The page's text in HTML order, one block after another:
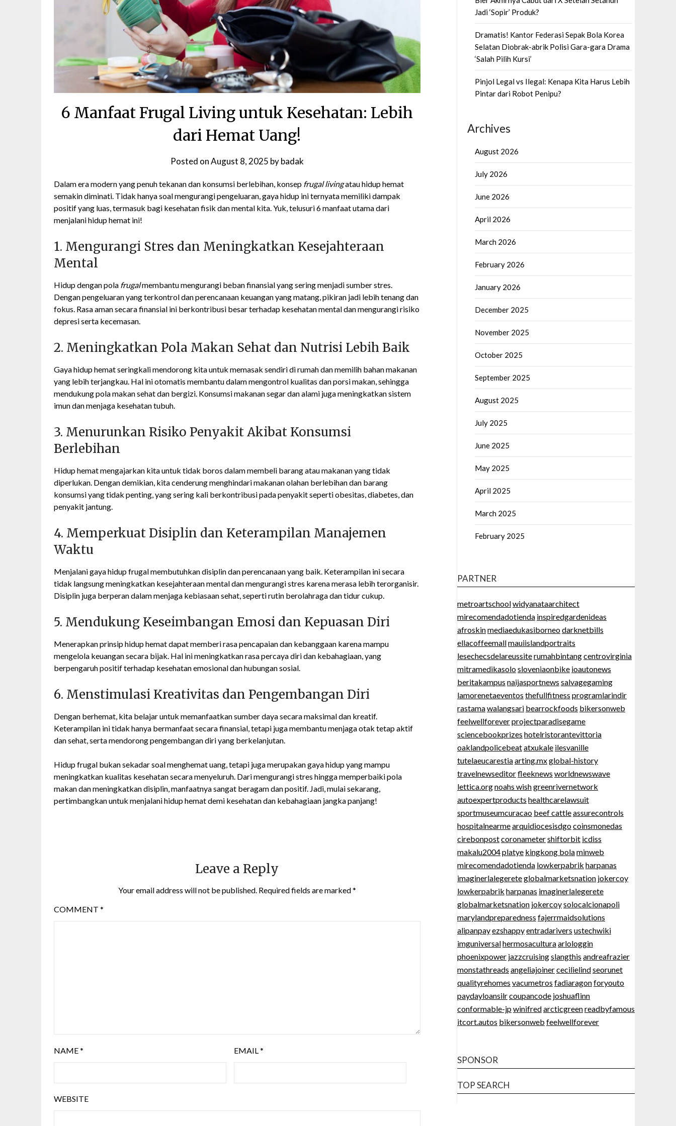
6 Manfaat Frugal Living untuk Kesehatan: Lebih
dari Hemat Uang!
Posted onAugust 8, 2025 bybadak
Dalam era modern yang penuh tekanan dan konsumsi berlebihan, konsep frugal livingatau hidup hemat
semakin diminati. Tidak hanya soal mengurangi pengeluaran, gaya hidup ini ternyata memiliki dampak
positif yang luas, termasuk bagi kesehatan fisik dan mental kita. Yuk, telusuri 6 manfaat utama dari
menjalani hidup hemat ini!
1. Mengurangi Stres dan Meningkatkan Kesejahteraan
Mental
Hidup dengan pola frugalmembantu mengurangi beban finansial yang sering menjadi sumber stres.
Dengan pengeluaran yang terkontrol dan perencanaan keuangan yang matang, pikiran jadi lebih tenang dan
fokus. Rasa aman secara finansial ini berkontribusi besar terhadap kesehatan mental dan mengurangi risiko
depresi serta kecemasan.
2. Meningkatkan Pola Makan Sehat dan Nutrisi Lebih Baik
Gaya hidup hemat seringkali mendorong kita untuk memasak sendiri di rumah dan memilih bahan makanan
yang lebih terjangkau. Hal ini otomatis membantu dalam mengontrol kualitas dan porsi makan, sehingga
mendukung pola makan sehat dan bergizi. Konsumsi makanan segar dan alami juga meningkatkan sistem
imun dan menjaga kesehatan tubuh.
3. Menurunkan Risiko Penyakit Akibat Konsumsi
Berlebihan
Hidup hemat mengajarkan kita untuk tidak boros dalam membeli barang atau makanan yang tidak
diperlukan. Dengan demikian, kita cenderung menghindari makanan olahan berlebihan dan barang
konsumsi yang tidak penting, yang sering kali berkontribusi pada penyakit seperti obesitas, diabetes, dan
penyakit jantung.
4. Memperkuat Disiplin dan Keterampilan Manajemen
Waktu
Menjalani gaya hidup frugal membutuhkan disiplin dan perencanaan yang baik. Keterampilan ini secara
tidak langsung meningkatkan kesejahteraan mental dan mengurangi stres karena merasa lebih terorganisir.
Disiplin juga berperan dalam menjaga kebiasaan sehat, seperti rutin berolahraga dan tidur cukup.
5. Mendukung Keseimbangan Emosi dan Kepuasan Diri
Menerapkan prinsip hidup hemat dapat memberi rasa pencapaian dan kebanggaan karena mampu
mengelola keuangan secara bijak. Hal ini meningkatkan rasa percaya diri dan kebahagiaan, yang
berpengaruh positif terhadap kesehatan emosional dan hubungan sosial.
6. Menstimulasi Kreativitas dan Pengembangan Diri
Dengan berhemat, kita belajar untuk memanfaatkan sumber daya secara maksimal dan kreatif.
Keterampilan ini tidak hanya bermanfaat secara finansial, tetapi juga membantu menjaga otak tetap aktif
dan sehat, serta mendorong pengembangan diri yang berkelanjutan.
Hidup frugal bukan sekadar soal menghemat uang, tetapi juga merupakan gaya hidup yang mampu
meningkatkan kualitas kesehatan secara menyeluruh. Dari mengurangi stres hingga memperbaiki pola
makan dan meningkatkan disiplin, manfaatnya sangat beragam dan positif. Jadi, mulai sekarang,
pertimbangkan untuk menjalani hidup hemat demi kesehatan dan kebahagiaan jangka panjang!
Leave a Reply
Your email address will not be published. Required fields are marked*
COMMENT *
NAME* EMAIL*
WEBSITE
Jadi ‘Sopir’ Produk?
Dramatis! Kantor Federasi Sepak Bola Korea
Selatan Diobrak-abrik Polisi Gara-gara Drama
‘Salah Pilih Kursi’
Pinjol Legal vs Ilegal: Kenapa Kita Harus Lebih
Pintar dari Robot Penipu?
Archives
August 2026
July 2026
June 2026
April 2026
March 2026
February 2026
January 2026
December 2025
November 2025
October 2025
September 2025
August 2025
July 2025
June 2025
May 2025
April 2025
March 2025
February 2025
PARTNER
metroartschoolwidyanataarchitect
mirecomendadotienda inspiredgardenideas
afroskinmediaedukasiborneodarknetbills
ellacoffeemallmauiislandportraits
lesechecsdelareussiterumahbintangcentrovirginia
mitramedikasolosloveniaonbike ioautonews
beritakampus naijasportnews salvagegaming
lamorenetaeventos thefullfitness programlarindir
rastamawalangsari bearrockfoods bikersonweb
feelwellforeverprojectparadisegame
sciencebookprizes hotelristorantevittoria
oaklandpolicebeatatxukale ilesvanille
tutelaeucarestiaarting.mxglobal-history
travelnewseditorfleeknews worldnewswave
lettica.orgnoahs wishgreenrivernetwork
autoexpertproducts healthcarelawsuit
sportmuseumcuracao beef cattleassurecontrols
hospitalnearmearquidiocesisdgocoinsmonedas
cirebonpostcoronametershiftorbit icdiss
makalu2004platye kingkong bolaminweb
mirecomendadotienda lowkerpabrik harpanas
imaginerlalegereteglobalmarketsnation jokercoy
lowkerpabrik harpanas imaginerlalegerete
globalmarketsnation jokercoysolocalcionapoli
marylandpreparedness fajerrmaidsolutions
alipanpayezshappyentradarivers ustechwiki
imguniversalhermosaculturaarlologgin
phoenixpower jazzcruisingslangthis andreafrazier
monstathreads angeliajoinercecilielindseorunet
qualityrehomes vacumetros fadiaragonforyouto
paydayloansilrcoupancode joshuaflinn
conformable-jpwinifredarcticgreenreadbyfamous
itcort.autos bikersonweb feelwellforever
SPONSOR
TOP SEARCH